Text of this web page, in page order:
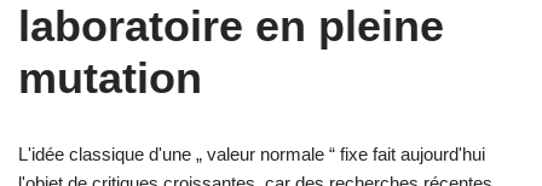
laboratoire en pleine
mutation
L'idée classique d'une „ valeur normale “ fixe fait aujourd'hui